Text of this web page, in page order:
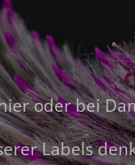
oder bei
Labels